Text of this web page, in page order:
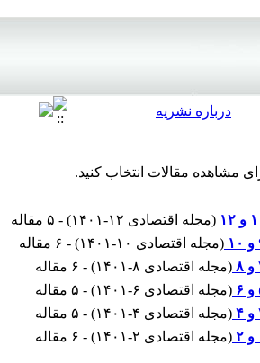
مشاهده مقالات انتخاب کنید.
(مجله اقتصادی ۱۲-۱۴۰۱
) - ۵ مقاله
(مجله اقتصادی ۱۰-۱۴۰۱
) - ۶ مقاله
(مجله اقتصادی ۸-۱۴۰۱
) - ۶ مقاله
(مجله اقتصادی ۶-۱۴۰۱
) - ۵ مقاله
(مجله اقتصادی ۴-۱۴۰۱
) - ۵ مقاله
(مجله اقتصادی ۲-۱۴۰۱
) - ۶ مقاله